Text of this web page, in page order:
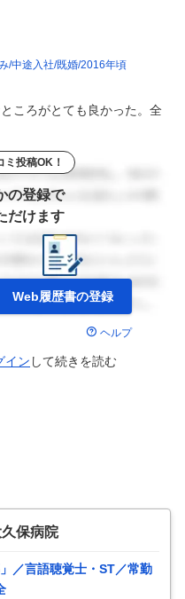
中途入社 既婚 2016年頃
ころがとても良かった。全
ミ投稿OK！
の登録で
だけます
Web履歴書の登録
ヘルプ
イン して続きを読む
保病院
／言語聴覚士・ST／常勤